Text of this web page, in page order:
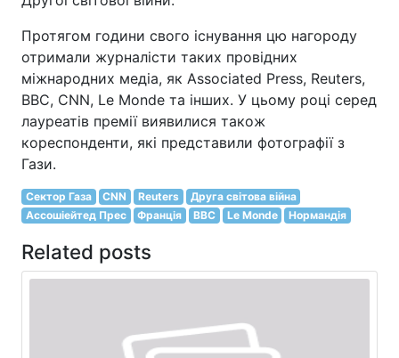
Протягом години свого існування цю нагороду
отримали журналісти таких провідних
міжнародних медіа, як Associated Press, Reuters,
BBC, CNN, Le Monde та інших. У цьому році серед
лауреатів премії виявилися також
кореспонденти, які представили фотографії з
Гази.
Сектор Газа CNN Reuters
Друга світова війна
Ассошіейтед Прес
Франція BBC Le Monde Нормандія
Related posts